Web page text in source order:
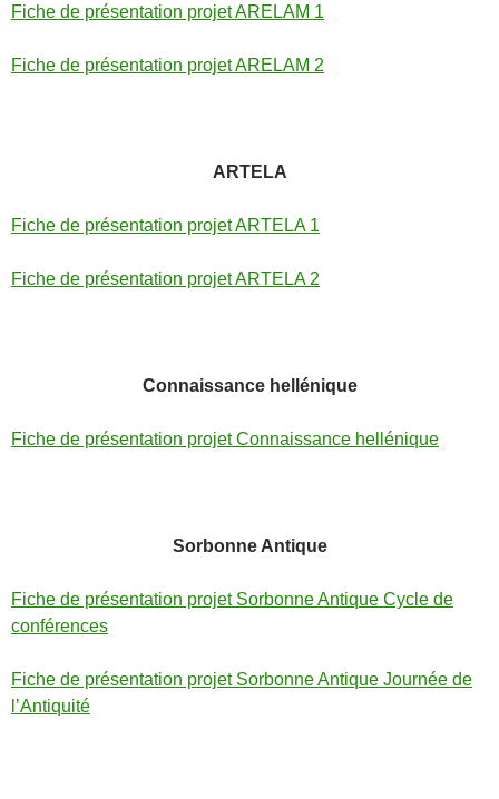
Fiche de présentation projet ARELAM 1
Fiche de présentation projet ARELAM 2
ARTELA
Fiche de présentation projet ARTELA 1
Fiche de présentation projet ARTELA 2
Connaissance hellénique
Fiche de présentation projet Connaissance hellénique
Sorbonne Antique
Fiche de présentation projet Sorbonne Antique Cycle de
conférences
Fiche de présentation projet Sorbonne Antique Journée de
l’Antiquité